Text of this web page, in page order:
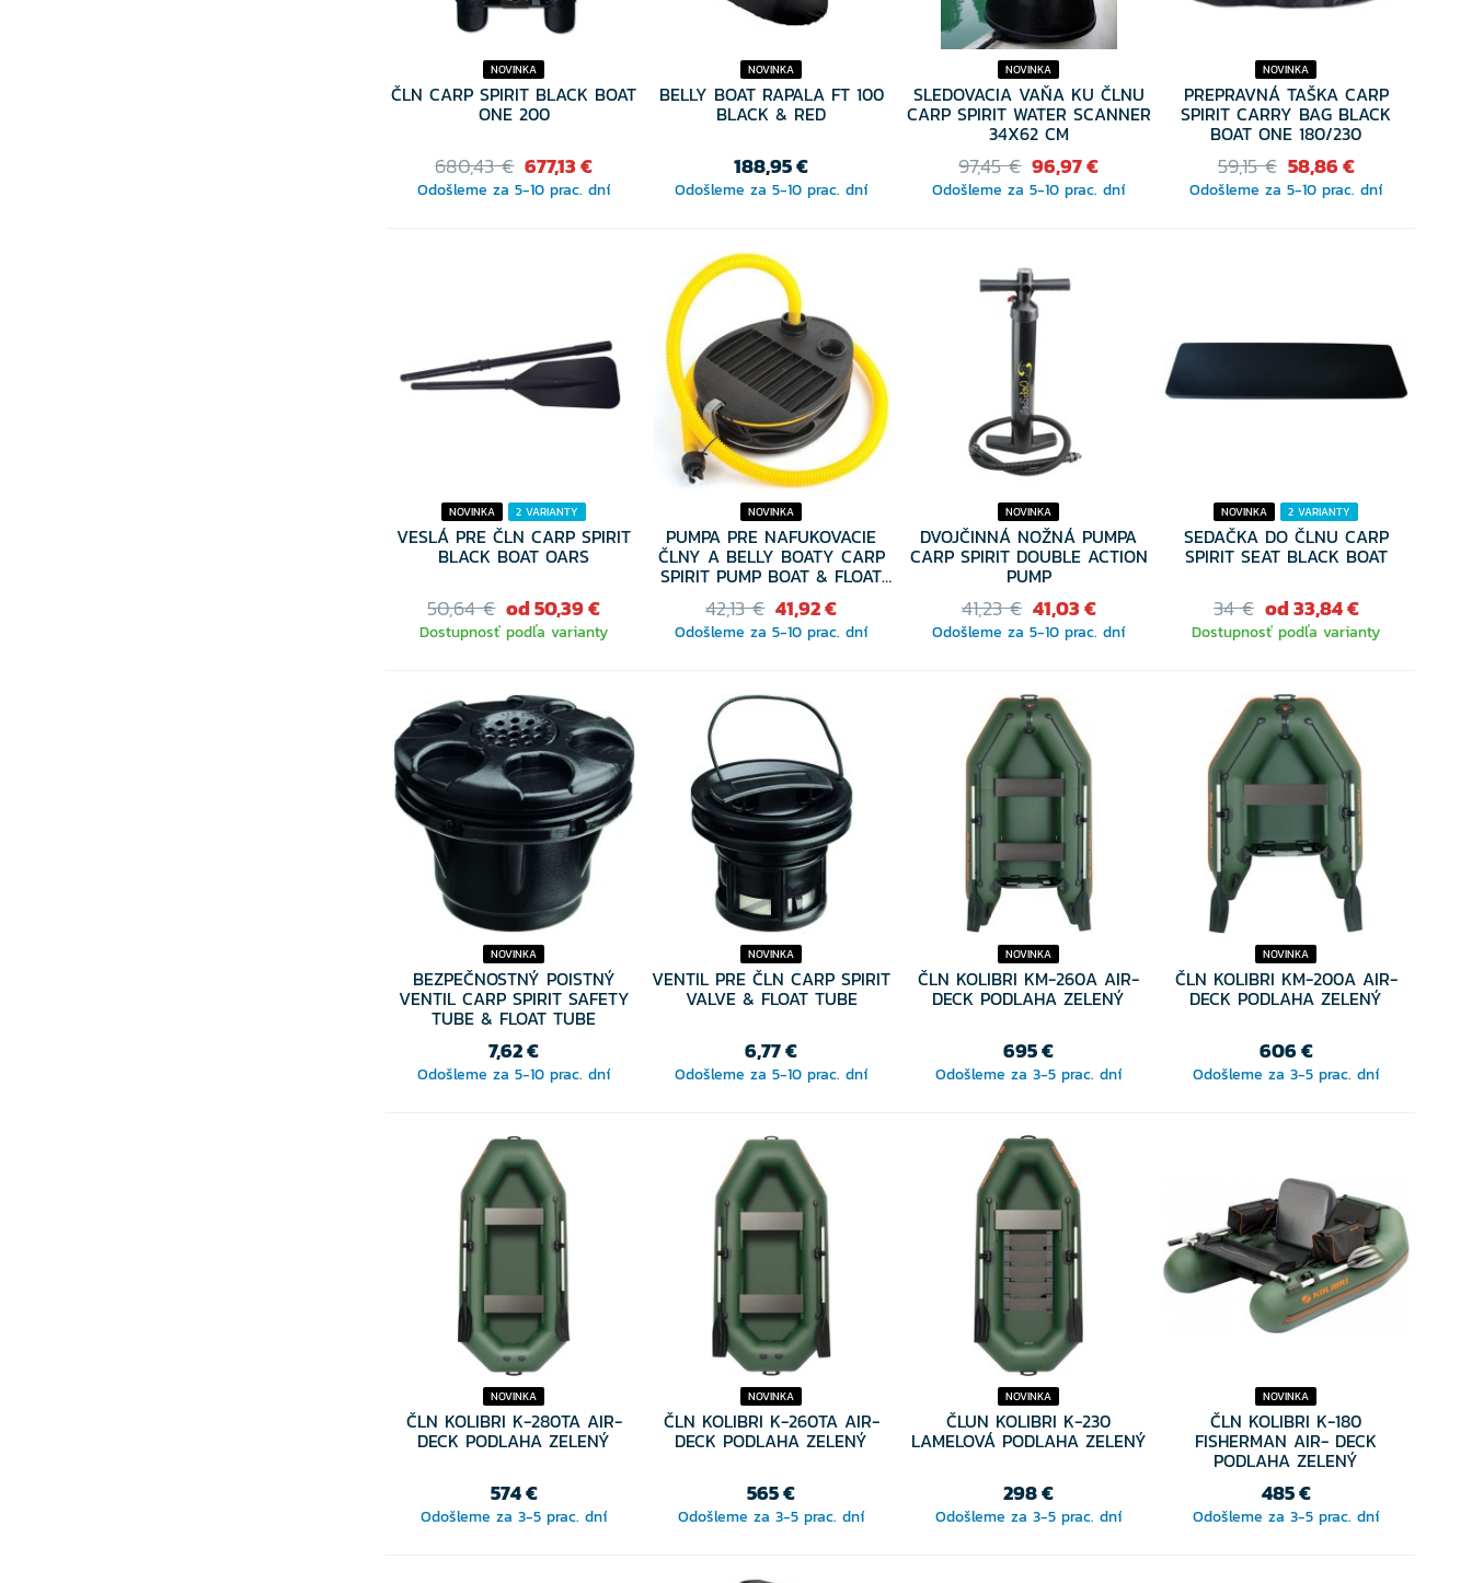
NOVINKA
ČLN CARP SPIRIT BLACK BOAT
ONE 200
680,43 € 677,13 €
Odošleme za 5-10 prac. dní
NOVINKA
BELLY BOAT RAPALA FT 100
BLACK & RED
188,95 €
Odošleme za 5-10 prac. dní
NOVINKA
SLEDOVACIA VAŇA KU ČLNU
CARP SPIRIT WATER SCANNER
34X62 CM
97,45 € 96,97 €
Odošleme za 5-10 prac. dní
NOVINKA
PREPRAVNÁ TAŠKA CARP
SPIRIT CARRY BAG BLACK
BOAT ONE 180/230
59,15 € 58,86 €
Odošleme za 5-10 prac. dní
NOVINKA 2 VARIANTY
VESLÁ PRE ČLN CARP SPIRIT
BLACK BOAT OARS
50,64 € od 50,39 €
Dostupnosť podľa varianty
VYBERTE VARIANTU
NOVINKA
PUMPA PRE NAFUKOVACIE
ČLNY A BELLY BOATY CARP
SPIRIT PUMP BOAT & FLOAT
TUBE
42,13 € 41,92 €
Odošleme za 5-10 prac. dní
NOVINKA
DVOJČINNÁ NOŽNÁ PUMPA
CARP SPIRIT DOUBLE ACTION
PUMP
41,23 € 41,03 €
Odošleme za 5-10 prac. dní
NOVINKA 2 VARIANTY
SEDAČKA DO ČLNU CARP
SPIRIT SEAT BLACK BOAT
34 € od 33,84 €
Dostupnosť podľa varianty
VYBERTE VARIANTU
NOVINKA
BEZPEČNOSTNÝ POISTNÝ
VENTIL CARP SPIRIT SAFETY
TUBE & FLOAT TUBE
7,62 €
Odošleme za 5-10 prac. dní
NOVINKA
VENTIL PRE ČLN CARP SPIRIT
VALVE & FLOAT TUBE
6,77 €
Odošleme za 5-10 prac. dní
NOVINKA
ČLN KOLIBRI KM-260A AIR-
DECK PODLAHA ZELENÝ
695 €
Odošleme za 3-5 prac. dní
NOVINKA
ČLN KOLIBRI KM-200A AIR-
DECK PODLAHA ZELENÝ
606 €
Odošleme za 3-5 prac. dní
NOVINKA
ČLN KOLIBRI K-280TA AIR-
DECK PODLAHA ZELENÝ
574 €
Odošleme za 3-5 prac. dní
NOVINKA
ČLN KOLIBRI K-260TA AIR-
DECK PODLAHA ZELENÝ
565 €
Odošleme za 3-5 prac. dní
NOVINKA
ČLUN KOLIBRI K-230
LAMELOVÁ PODLAHA ZELENÝ
298 €
Odošleme za 3-5 prac. dní
NOVINKA
ČLN KOLIBRI K-180
FISHERMAN AIR- DECK
PODLAHA ZELENÝ
485 €
Odošleme za 3-5 prac. dní